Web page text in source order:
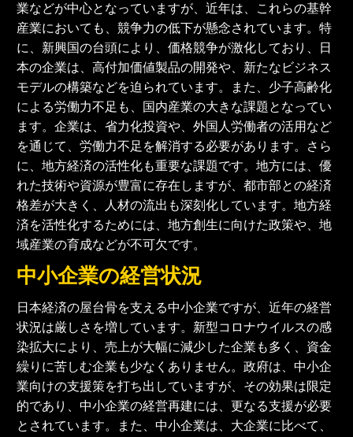
業などが中心となっていますが、近年は、これらの基幹
産業においても、競争力の低下が懸念されています。特
に、新興国の台頭により、価格競争が激化しており、日
本の企業は、高付加価値製品の開発や、新たなビジネス
モデルの構築などを迫られています。また、少子高齢化
による労働力不足も、国内産業の大きな課題となってい
ます。企業は、省力化投資や、外国人労働者の活用など
を通じて、労働力不足を解消する必要があります。さら
に、地方経済の活性化も重要な課題です。地方には、優
れた技術や資源が豊富に存在しますが、都市部との経済
格差が大きく、人材の流出も深刻化しています。地方経
済を活性化するためには、地方創生に向けた政策や、地
域産業の育成などが不可欠です。
中小企業の経営状況
日本経済の屋台骨を支える中小企業ですが、近年の経営
状況は厳しさを増しています。新型コロナウイルスの感
染拡大により、売上が大幅に減少した企業も多く、資金
繰りに苦しむ企業も少なくありません。政府は、中小企
業向けの支援策を打ち出していますが、その効果は限定
的であり、中小企業の経営再建には、更なる支援が必要
とされています。また、中小企業は、大企業に比べて、